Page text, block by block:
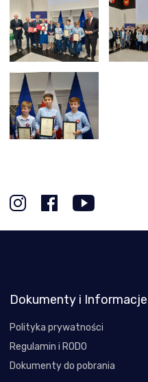
Dokumenty i Informacje
Polityka prywatności
Regulamin i RODO
Dokumenty do pobrania